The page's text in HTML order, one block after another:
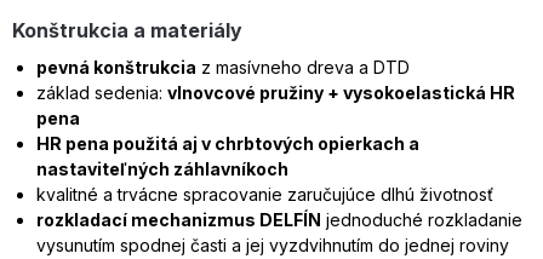
Konštrukcia a materiály
pevná konštrukcia z masívneho dreva a DTD
základ sedenia: vlnovcové pružiny + vysokoelastická HR
pena
HR pena použitá aj v chrbtových opierkach a
nastaviteľných záhlavníkoch
kvalitné a trvácne spracovanie zaručujúce dlhú životnosť
rozkladací mechanizmus DELFÍN jednoduché rozkladanie
vysunutím spodnej časti a jej vyzdvihnutím do jednej roviny